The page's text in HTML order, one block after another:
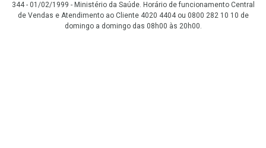
344 - 01/02/1999 - Ministério da Saúde. Horário de funcionamento Central
de Vendas e Atendimento ao Cliente 4020 4404 ou 0800 282 10 10 de
domingo a domingo das 08h00 às 20h00.